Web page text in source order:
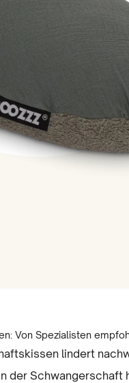
Von Spezialisten
lindert
der Schwangerschaft